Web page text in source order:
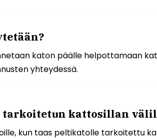
katon päälle helpottamaan
yhteydessä.
tarkoitetun kattosillan
kun taas peltikatolle tarkoitettu